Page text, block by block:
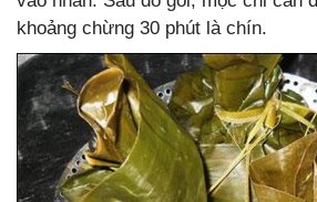
khoảng chừng 30 phút là chín.